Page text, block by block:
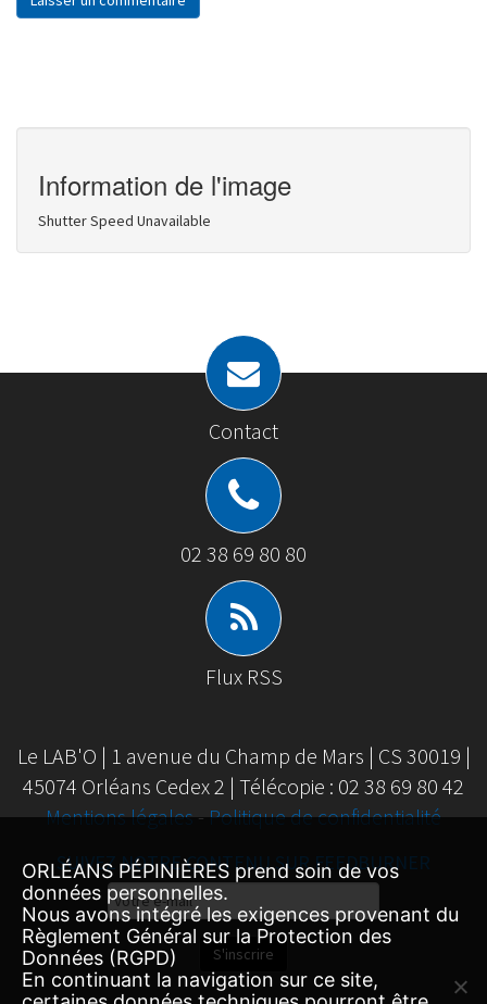
Information de l'image
Shutter Speed Unavailable
Contact
02 38 69 80 80
Flux RSS
Le LAB'O | 1 avenue du Champ de Mars | CS 30019 |
45074 Orléans Cedex 2 | Télécopie : 02 38 69 80 42
Mentions légales-Politique de confidentialité
SUIVEZ NOTRE CONTENU SUR FEEDBURNER
Email
Subscription
S'inscrire
ORLÉANS PÉPINIÈRES prend soin de vos
données personnelles.
Nous avons intégré les exigences provenant du
Règlement Général sur la Protection des
Données (RGPD)
En continuant la navigation sur ce site,